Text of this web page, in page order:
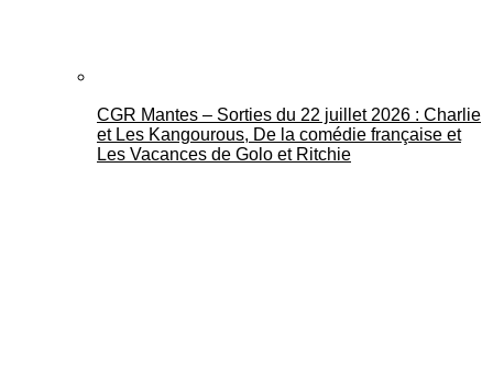
CGR Mantes – Sorties du 22 juillet 2026 : Charlie
et Les Kangourous, De la comédie française et
Les Vacances de Golo et Ritchie